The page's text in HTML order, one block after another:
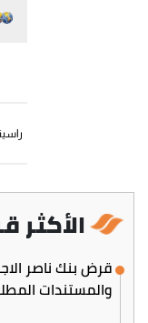
الأكثر
والمستندات